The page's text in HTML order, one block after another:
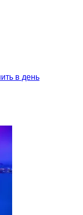
в день